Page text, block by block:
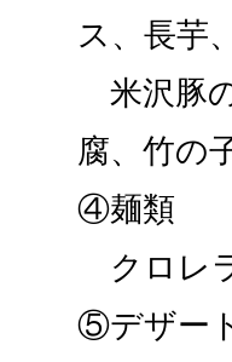
ス、長芋、
米沢豚
腐、竹の
④麺類
クロレ
⑤デザー